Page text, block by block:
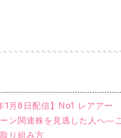
1月8日配信】No1 レアアー
ン関連株を見逃した人へ―こ
り組み方